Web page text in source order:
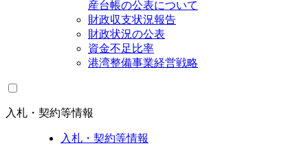
産台帳の公表について
財政収支状況報告
財政状況の公表
資金不足比率
港湾整備事業経営戦略
入札・契約等情報
入札・契約等情報